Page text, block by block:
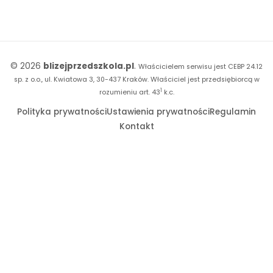
Dookoła Polski
Sprintem do maratonu
Instagram
© 2026 blizejprzedszkola.pl. Właścicielem serwisu jest CEBP 24.12
sp. z o.o., ul. Kwiatowa 3, 30-437 Kraków.Właściciel jest przedsiębiorcą w
rozumieniu art. 431 k.c.
Polityka prywatnościUstawienia prywatnościRegulamin
Kontakt